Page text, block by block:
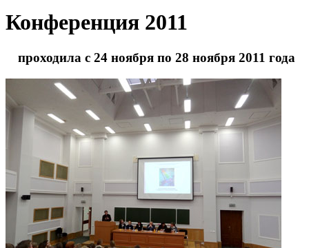
Конференция 2011
проходила с 24 ноября по 28 ноября 2011 года